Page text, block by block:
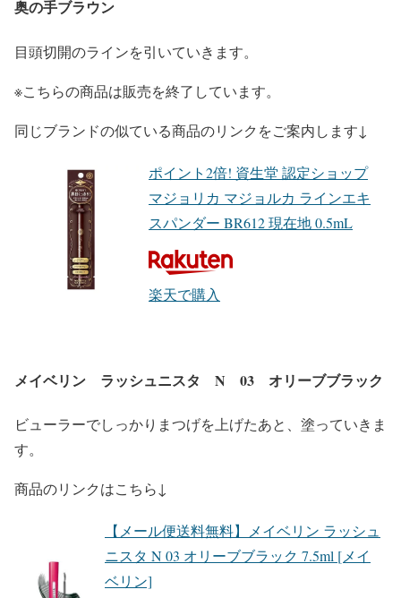
奥の手ブラウン
目頭切開のラインを引いていきます。
※こちらの商品は販売を終了しています。
同じブランドの似ている商品のリンクをご案内します↓
ポイント2倍! 資生堂 認定ショップ
マジョリカ マジョルカ ラインエキ
スパンダー BR612 現在地 0.5mL
楽天で購入
メイベリン ラッシュニスタ N 03 オリーブブラック
ビューラーでしっかりまつげを上げたあと、塗っていきま
す。
商品のリンクはこちら↓
【メール便送料無料】メイベリン ラッシュ
ニスタ N 03 オリーブブラック 7.5ml [メイ
ベリン]